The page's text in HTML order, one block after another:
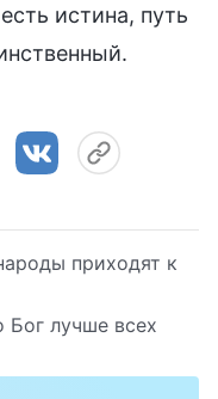
истина, путь
приходят к
Бог лучше всех